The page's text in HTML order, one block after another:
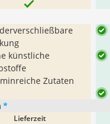
künstliche
Zutaten
*
Lieferzeit